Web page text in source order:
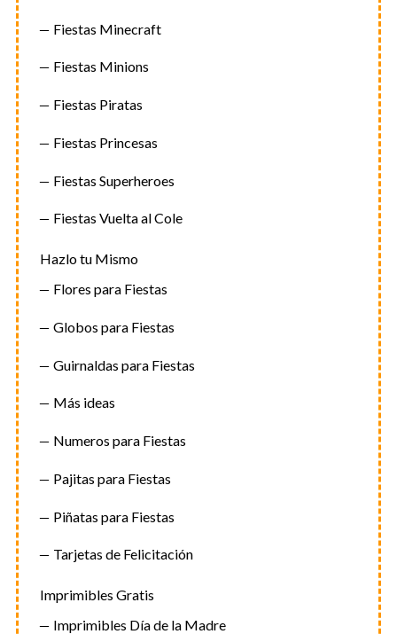
Fiestas Minecraft
Fiestas Minions
Fiestas Piratas
Fiestas Princesas
Fiestas Superheroes
Fiestas Vuelta al Cole
Hazlo tu Mismo
Flores para Fiestas
Globos para Fiestas
Guirnaldas para Fiestas
Más ideas
Numeros para Fiestas
Pajitas para Fiestas
Piñatas para Fiestas
Tarjetas de Felicitación
Imprimibles Gratis
Imprimibles Día de la Madre